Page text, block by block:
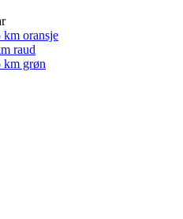
oransje
raud
km grøn